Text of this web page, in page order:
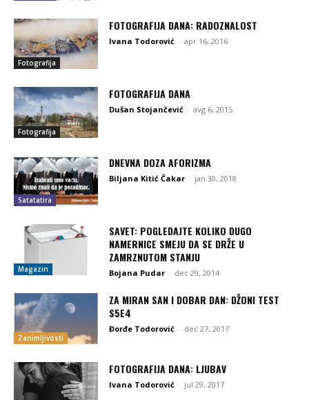
Fotografija
FOTOGRAFIJA DANA: RADOZNALOST
Ivana Todorović - apr 16, 2016
Fotografija
FOTOGRAFIJA DANA
Dušan Stojančević - avg 6, 2015
Satatatira
DNEVNA DOZA AFORIZMA
Biljana Kitić Čakar - jan 30, 2018
Magazin
SAVET: POGLEDAJTE KOLIKO DUGO
NAMERNICE SMEJU DA SE DRŽE U
ZAMRZNUTOM STANJU
Bojana Pudar - dec 29, 2014
Zanimljivosti
ZA MIRAN SAN I DOBAR DAN: DŽONI TEST
S5E4
Đorđe Todorović - dec 27, 2017
FOTOGRAFIJA DANA: LJUBAV
Ivana Todorović - jul 29, 2017